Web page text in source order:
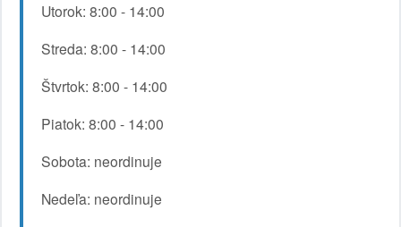
Utorok: 8:00 - 14:00
Streda: 8:00 - 14:00
Štvrtok: 8:00 - 14:00
Piatok: 8:00 - 14:00
Sobota: neordinuje
Nedeľa: neordinuje